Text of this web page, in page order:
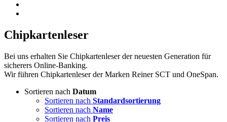
Chipkartenleser
Bei uns erhalten Sie Chipkartenleser der neuesten Generation für
sicherers Online-Banking.
Wir führen Chipkartenleser der Marken Reiner SCT und OneSpan.
Sortieren nach Datum
Sortieren nach Standardsortierung
Sortieren nach Name
Sortieren nach Preis